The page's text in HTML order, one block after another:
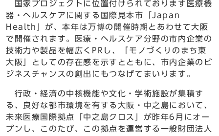
国家プロジェクトに位置付けられております医療機
器・ヘルスケアに関する国際見本市「Japan
Health」が、本年は万博の開催時期とあわせて大阪
で開催されます。医療・ヘルスケア分野の市内企業の
技術力や製品を幅広くPRし、「モノづくりのまち東
大阪」としての存在感を示すとともに、市内企業のビ
ジネスチャンスの創出にもつなげてまいります。
行政・経済の中核機能や文化・学術施設が集積す
る、良好な都市環境を有する大阪・中之島において、
未来医療国際拠点「中之島クロス」が昨年6月にオー
プンし、このたび、この拠点を運営する一般財団法人